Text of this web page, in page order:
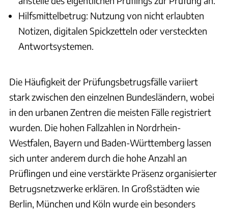
Hilfsmittelbetrug: Nutzung von nicht erlaubten
Notizen, digitalen Spickzetteln oder versteckten
Antwortsystemen.
Die Häufigkeit der Prüfungsbetrugsfälle variiert
stark zwischen den einzelnen Bundesländern, wobei
in den urbanen Zentren die meisten Fälle registriert
wurden. Die hohen Fallzahlen in Nordrhein-
Westfalen, Bayern und Baden-Württemberg lassen
sich unter anderem durch die hohe Anzahl an
Prüflingen und eine verstärkte Präsenz organisierter
Betrugsnetzwerke erklären. In Großstädten wie
Berlin, München und Köln wurde ein besonders